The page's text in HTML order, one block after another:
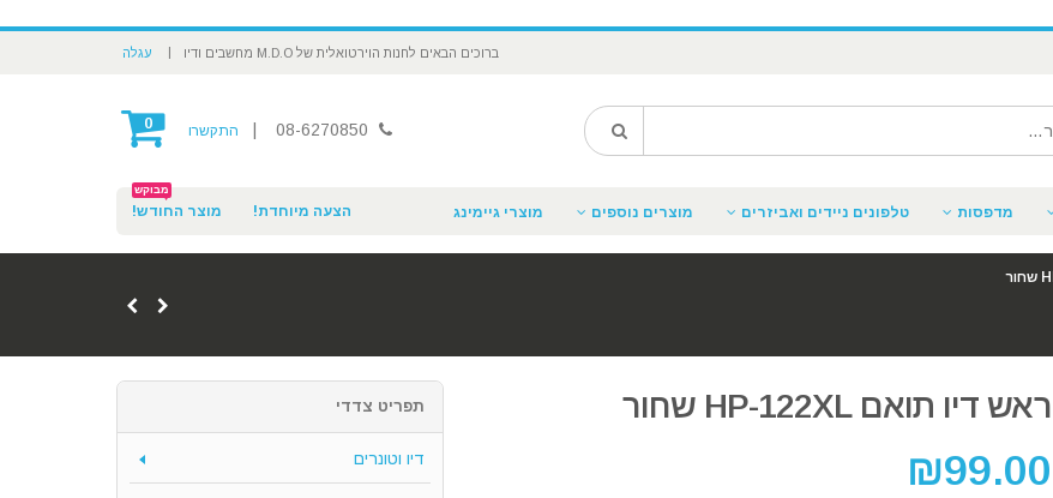
ברוכים הבאים לחנות הוירטואלית של M.D.O מחשבים ודיו | עגלה
התקשרו 0
מדפסות טלפונים ניידים ואביזרים מוצרים נוספים מוצרי גיימינג הצעה מיוחדת! מוצר החודש!
מבוקש
ראש דיו תואם HP-122XL שחור
₪99.00
תפריט צדדי
דיו וטונרים